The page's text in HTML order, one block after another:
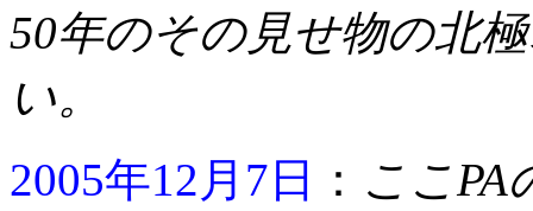
50年のその見せ物の北
い。
2005年12月7日
： ここ